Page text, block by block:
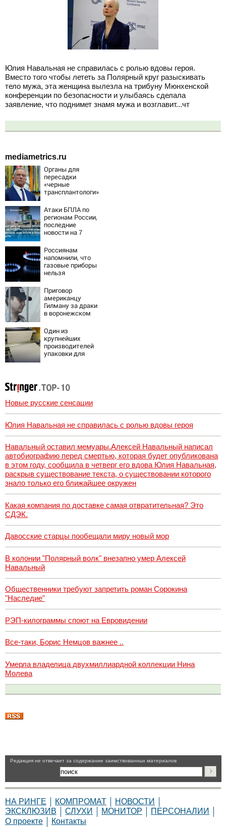
Юлия Навальная не справилась с ролью вдовы героя.
Вместо того чтобы лететь за Полярный круг разыскивать
тело мужа, эта женщина вылезла на трибуну Мюнхенской
конференции по безопасности и улыбаясь сделала
заявление, что поднимет знамя мужа и возглавит...чт
mediametrics.ru
Органы для
пересадки
«черные
трансплантологи»
живых пациентов
Атаки БПЛА по
регионам России,
последние
новости на 7
последствия,
атаки на склады
Wildberries,
состояние
пострадавших
Россиянам
напомнили, что
газовые приборы
нельзя
самостоятельно
Приговор
американцу
Гилману за драки
в воронежском
потребовали
ужесточить -
Новости на
Вести.ru
Один из
крупнейших
производителей
упаковки для
Новые русские сенсации
Юлия Навальная не справилась с ролью вдовы героя
Навальный оставил мемуары.Алексей Навальный написал
автобиографию перед смертью, которая будет опубликована
в этом году, сообщила в четверг его вдова Юлия Навальная,
раскрыв существование текста, о существовании которого
знало только его ближайшее окружен
Какая компания по доставке самая отвратительная? Это
СДЭК.
Давосские старцы пообещали миру новый мор
В колонии "Полярный волк" внезапно умер Алексей
Навальный
Общественники требуют запретить роман Сорокина
"Наследие"
РЭП-килограммы споют на Евровидении
Все-таки, Борис Немцов важнее ..
Умерла владелица двухмиллиардной коллекции Нина
Молева
Pедакция не отвечает за содержание заимствованных материалов
НА РИНГЕ КОМПРОМАТ
НОВОСТИ
ЭКСКЛЮЗИВ
СЛУХИ МОНИТОР
ПЕРСОНАЛИИ
О проекте
Контакты